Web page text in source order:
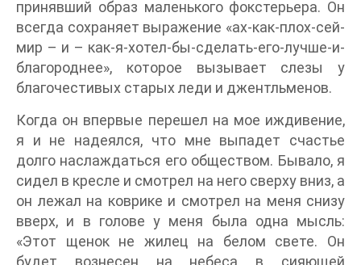
принявший образ маленького фокстерьера. Он
всегда сохраняет выражение «ах-как-плох-сей-
мир – и – как-я-хотел-бы-сделать-его-лучше-и-
благороднее», которое вызывает слезы у
благочестивых старых леди и джентльменов.
Когда он впервые перешел на мое иждивение,
я и не надеялся, что мне выпадет счастье
долго наслаждаться его обществом. Бывало, я
сидел в кресле и смотрел на него сверху вниз, а
он лежал на коврике и смотрел на меня снизу
вверх, и в голове у меня была одна мысль:
«Этот щенок не жилец на белом свете. Он
будет вознесен на небеса в сияющей